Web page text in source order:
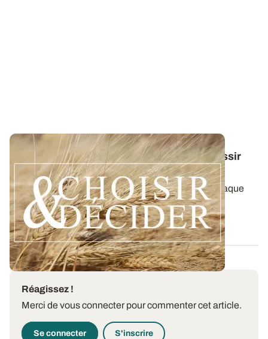
Conduite du blé dur : des guides pour réussir
ses interventions au printemps 2026
Retrouvez toutes les préconisations adaptées à chaque
région en matière de fertilisation...
12 DÉC. 2025
Réagissez !
Merci de vous connecter pour commenter cet article.
Se connecter S'inscrire